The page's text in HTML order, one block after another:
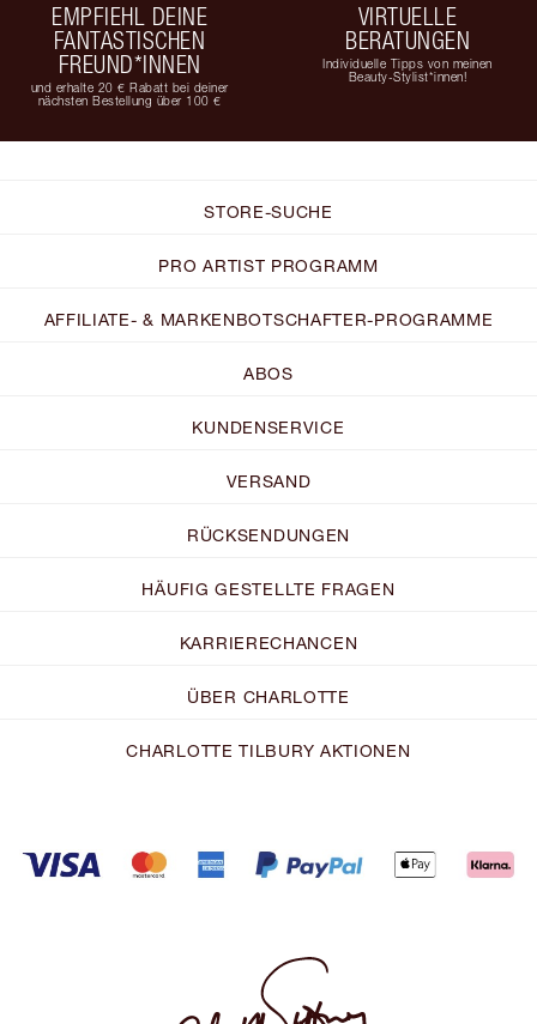
EMPFIEHL DEINE
FANTASTISCHEN
FREUND*INNEN
und erhalte 20 € Rabatt bei deiner
nächsten Bestellung über 100 €
VIRTUELLE
BERATUNGEN
Individuelle Tipps von meinen
Beauty-Stylist*innen!
STORE-SUCHE
PRO ARTIST PROGRAMM
AFFILIATE- & MARKENBOTSCHAFTER-PROGRAMME
ABOS
KUNDENSERVICE
VERSAND
RÜCKSENDUNGEN
HÄUFIG GESTELLTE FRAGEN
KARRIERECHANCEN
ÜBER CHARLOTTE
CHARLOTTE TILBURY AKTIONEN